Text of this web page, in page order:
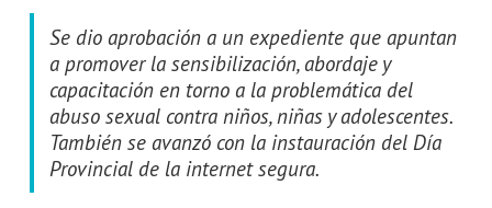
CULTURA
VISITAS GUIADAS
CONTACTO
Se dio aprobación a un expediente que apuntan
a promover la sensibilización, abordaje y
capacitación en torno a la problemática del
abuso sexual contra niños, niñas y adolescentes.
También se avanzó con la instauración del Día
Provincial de la internet segura.